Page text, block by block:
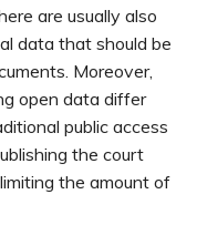
are usually also
data that should be
Moreover,
open data differ
public access
the court
the amount of